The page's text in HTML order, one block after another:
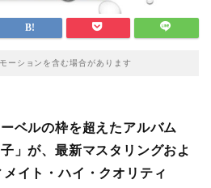
ーションを含む場合があります
ベルの枠を超えたアルバム
」が、 最新マスタリングおよ
イト・ハイ・クオリティ